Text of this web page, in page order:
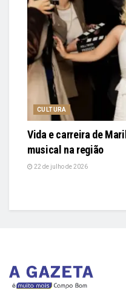
CULTURA
Vida e carreira de
musical na região
22 de julho de 2026